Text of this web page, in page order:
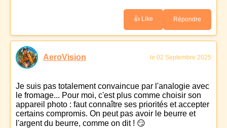
👍 Like Répondre
AeroVision le 02 Septembre 2025
Je suis pas totalement convaincue par l'analogie avec
le fromage... Pour moi, c'est plus comme choisir son
appareil photo : faut connaître ses priorités et accepter
certains compromis. On peut pas avoir le beurre et
l'argent du beurre, comme on dit ! 😏